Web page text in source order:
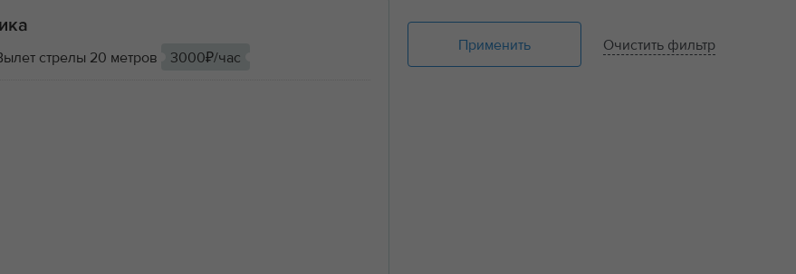
стрелы 20 метров
3000₽/час
Применить Очистить фильтр